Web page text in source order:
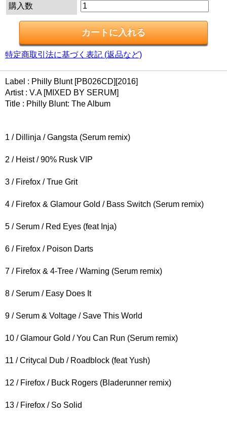
購入数
特定商取引法に基づく表記 (返品など)
Label : Philly Blunt [PB026CD][2016]
Artist : V.A [MIXED BY SERUM]
Title : Philly Blunt: The Album
1 / Dillinja / Gangsta (Serum remix)
2 / Heist / 90% Rusk VIP
3 / Firefox / True Grit
4 / Firefox & Glamour Gold / Bass Switch (Serum remix)
5 / Serum / Red Eyes (feat Inja)
6 / Firefox / Poison Darts
7 / Firefox & 4-Tree / Warning (Serum remix)
8 / Serum / Easy Does It
9 / Serum & Voltage / Save This World
10 / Glamour Gold / You Can Run (Serum remix)
11 / Critycal Dub / Roadblock (feat Yush)
12 / Firefox / Buck Rogers (Bladerunner remix)
13 / Firefox / So Solid